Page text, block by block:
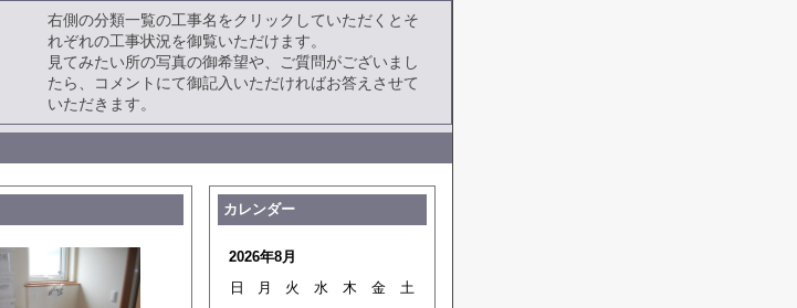
右側の分類一覧の工事名をクリックしていただくとそ
れぞれの工事状況を御覧いただけます。
見てみたい所の写真の御希望や、ご質問がございまし
たら、コメントにて御記入いただければお答えさせて
いただきます。
カレンダー
2026年8月
日
月 火 水 木 金
土